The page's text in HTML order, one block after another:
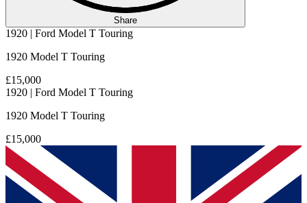
Share
1920 | Ford Model T Touring
1920 Model T Touring
£15,000
1920 | Ford Model T Touring
1920 Model T Touring
£15,000